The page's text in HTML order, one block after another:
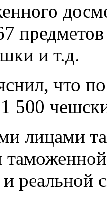
и т.д.
что
500
лицами
реальной